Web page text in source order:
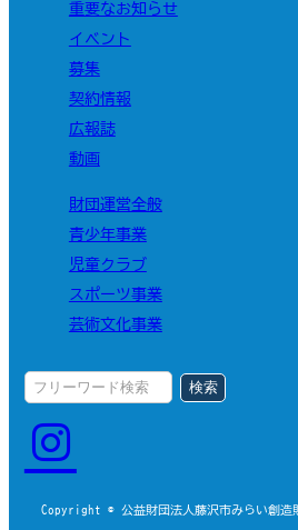
重要なお知らせ
イベント
募集
契約情報
広報誌
動画
財団運営全般
青少年事業
児童クラブ
スポーツ事業
芸術文化事業
検索
Copyright © 公益財団法人藤沢市みらい創